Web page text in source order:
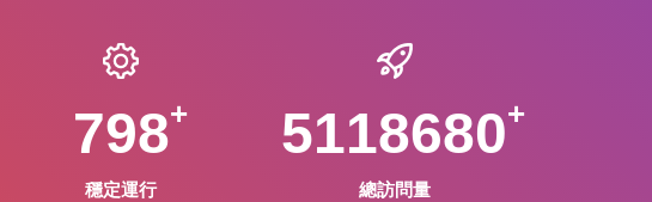
798
穩定運行
5118680
總訪問量